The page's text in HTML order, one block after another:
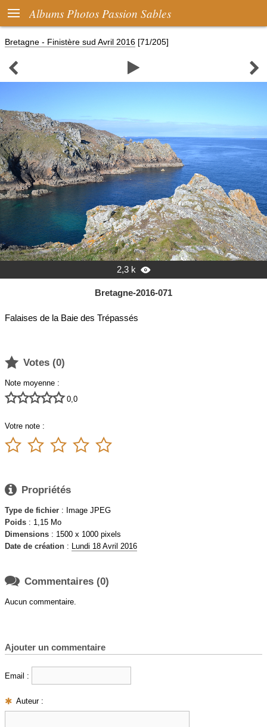
 Albums Photos Passion Sables
Bretagne - Finistère sud Avril 2016 [71/205]
  
2,3 k 
Bretagne-2016-071
Falaises de la Baie des Trépassés
 Votes (0)
Note moyenne :
 0,0
Votre note :
    
 Propriétés
Type de fichier : Image JPEG
Poids : 1,15 Mo
Dimensions : 1500 x 1000 pixels
Date de création : Lundi 18 Avril 2016
 Commentaires (0)
Aucun commentaire.
Ajouter un commentaire
Email :
Auteur :